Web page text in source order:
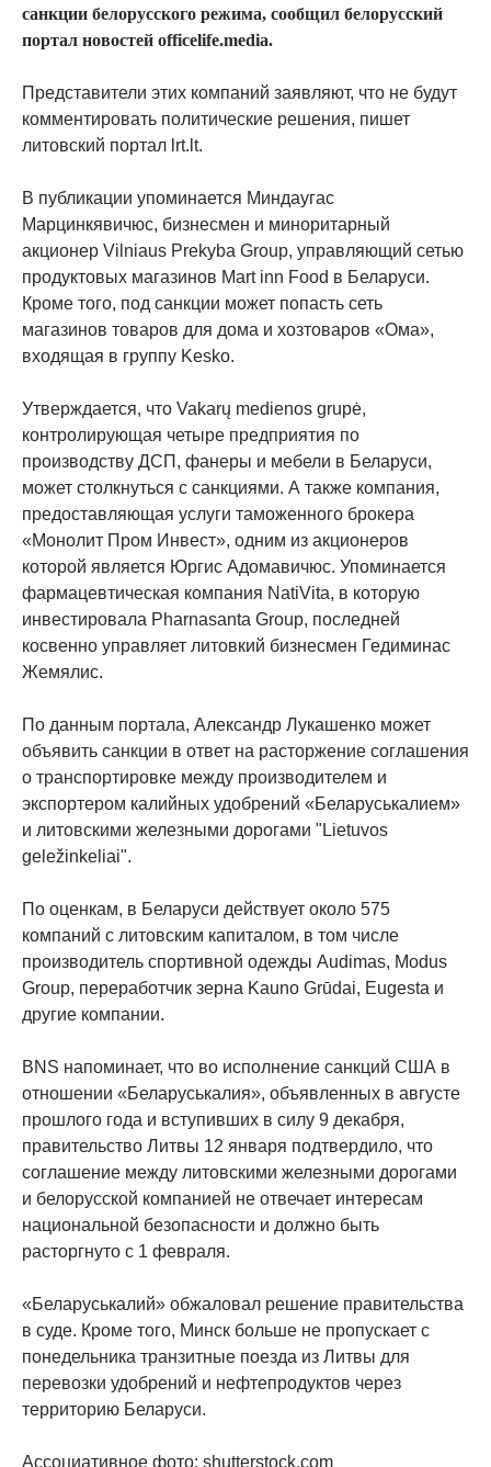
санкции белорусского режима, сообщил белорусский
портал новостей officelife.media.
Представители этих компаний заявляют, что не будут
комментировать политические решения, пишет
литовский портал lrt.lt.
В публикации упоминается Миндаугас
Марцинкявичюс, бизнесмен и миноритарный
акционер Vilniaus Prekyba Group, управляющий сетью
продуктовых магазинов Mart inn Food в Беларуси.
Кроме того, под санкции может попасть сеть
магазинов товаров для дома и хозтоваров «Ома»,
входящая в группу Kesko.
Утверждается, что Vakarų medienos grupė,
контролирующая четыре предприятия по
производству ДСП, фанеры и мебели в Беларуси,
может столкнуться с санкциями. А также компания,
предоставляющая услуги таможенного брокера
«Монолит Пром Инвест», одним из акционеров
которой является Юргис Адомавичюс. Упоминается
фармацевтическая компания NatiVita, в которую
инвестировала Pharnasanta Group, последней
косвенно управляет литовкий бизнесмен Гедиминас
Жемялис.
По данным портала, Александр Лукашенко может
объявить санкции в ответ на расторжение соглашения
о транспортировке между производителем и
экспортером калийных удобрений «Беларуськалием»
и литовскими железными дорогами "Lietuvos
geležinkeliai".
По оценкам, в Беларуси действует около 575
компаний с литовским капиталом, в том числе
производитель спортивной одежды Audimas, Modus
Group, переработчик зерна Kauno Grūdai, Eugesta и
другие компании.
BNS напоминает, что во исполнение санкций США в
отношении «Беларуськалия», объявленных в августе
прошлого года и вступивших в силу 9 декабря,
правительство Литвы 12 января подтвердило, что
соглашение между литовскими железными дорогами
и белорусской компанией не отвечает интересам
национальной безопасности и должно быть
расторгнуто с 1 февраля.
«Беларуськалий» обжаловал решение правительства
в суде. Кроме того, Минск больше не пропускает с
понедельника транзитные поезда из Литвы для
перевозки удобрений и нефтепродуктов через
территорию Беларуси.
Ассоциативное фото: shutterstock.com